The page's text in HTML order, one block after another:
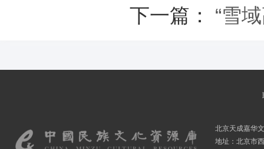
下一篇： “雪
北京天成嘉华
地址：北京市